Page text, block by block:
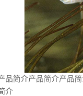
品简介产品简介产品
介